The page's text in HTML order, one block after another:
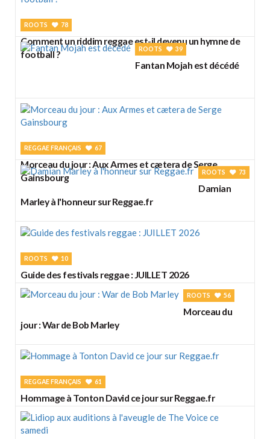
ROOTS 78
Comment un riddim reggae est-il devenu un hymne de
football ?
ROOTS 39
Fantan Mojah est décédé
REGGAE FRANÇAIS 67
Morceau du jour : Aux Armes et cætera de Serge
Gainsbourg
ROOTS 73
Damian
Marley à l'honneur sur Reggae.fr
ROOTS 10
Guide des festivals reggae : JUILLET 2026
ROOTS 56
Morceau du
jour : War de Bob Marley
REGGAE FRANÇAIS 61
Hommage à Tonton David ce jour sur Reggae.fr